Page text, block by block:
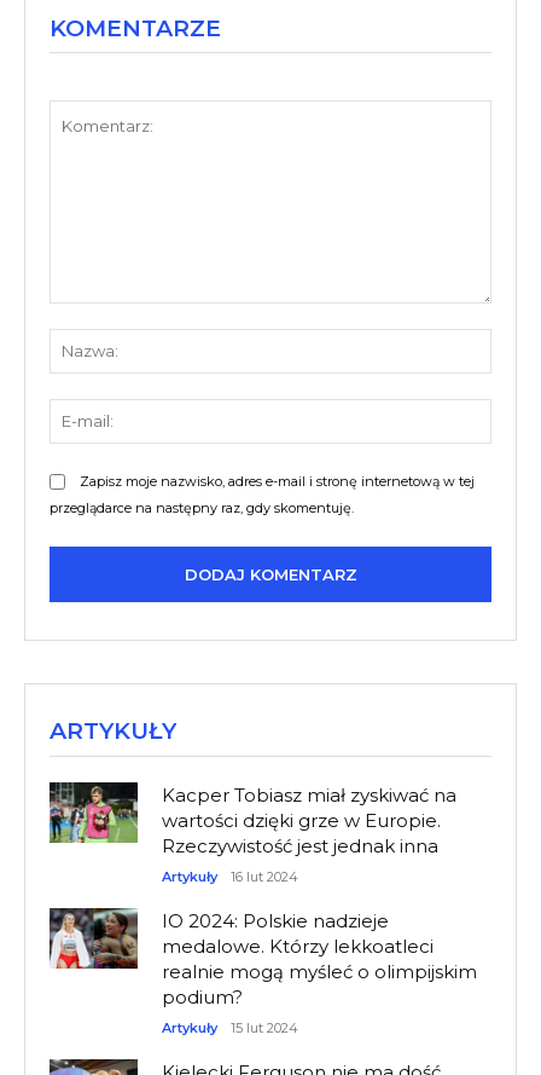
KOMENTARZE
Zapisz moje nazwisko, adres e-mail i stronę internetową w tej
przeglądarce na następny raz, gdy skomentuję.
ARTYKUŁY
Kacper Tobiasz miał zyskiwać na
wartości dzięki grze w Europie.
Rzeczywistość jest jednak inna
Artykuły 16 lut 2024
IO 2024: Polskie nadzieje
medalowe. Którzy lekkoatleci
realnie mogą myśleć o olimpijskim
podium?
Artykuły 15 lut 2024